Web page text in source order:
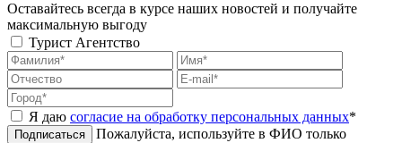
Оставайтесь всегда в курсе наших новостей и получайте
максимальную выгоду
Турист Агентство
Я даю согласие на обработку персональных данных*
Подписаться
Пожалуйста, используйте в ФИО только